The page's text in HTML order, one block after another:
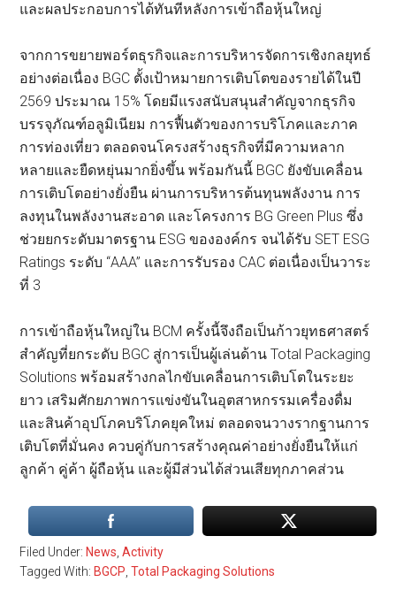
และผลประกอบการได้ทันทีหลังการเข้าถือหุ้นใหญ่
จากการขยายพอร์ตธุรกิจและการบริหารจัดการเชิงกลยุทธ์
อย่างต่อเนื่อง BGC ตั้งเป้าหมายการเติบโตของรายได้ในปี
2569 ประมาณ 15% โดยมีแรงสนับสนุนสำคัญจากธุรกิจ
บรรจุภัณฑ์อลูมิเนียม การฟื้นตัวของการบริโภคและภาค
การท่องเที่ยว ตลอดจนโครงสร้างธุรกิจที่มีความหลาก
หลายและยืดหยุ่นมากยิ่งขึ้น พร้อมกันนี้ BGC ยังขับเคลื่อน
การเติบโตอย่างยั่งยืน ผ่านการบริหารต้นทุนพลังงาน การ
ลงทุนในพลังงานสะอาด และโครงการ BG Green Plus ซึ่ง
ช่วยยกระดับมาตรฐาน ESG ขององค์กร จนได้รับ SET ESG
Ratings ระดับ “AAA” และการรับรอง CAC ต่อเนื่องเป็นวาระ
ที่ 3
การเข้าถือหุ้นใหญ่ใน BCM ครั้งนี้จึงถือเป็นก้าวยุทธศาสตร์
สำคัญที่ยกระดับ BGC สู่การเป็นผู้เล่นด้าน Total Packaging
Solutions พร้อมสร้างกลไกขับเคลื่อนการเติบโตในระยะ
ยาว เสริมศักยภาพการแข่งขันในอุตสาหกรรมเครื่องดื่ม
และสินค้าอุปโภคบริโภคยุคใหม่ ตลอดจนวางรากฐานการ
เติบโตที่มั่นคง ควบคู่กับการสร้างคุณค่าอย่างยั่งยืนให้แก่
ลูกค้า คู่ค้า ผู้ถือหุ้น และผู้มีส่วนได้ส่วนเสียทุกภาคส่วน
Filed Under: News,Activity
Tagged With: BGCP,Total Packaging Solutions